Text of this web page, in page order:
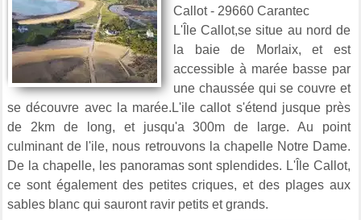
Callot - 29660 Carantec
L'Île Callot,se situe au nord de
la baie de Morlaix, et est
accessible à marée basse par
une chaussée qui se couvre et
se découvre avec la marée.L'ile callot s'étend jusque près
de 2km de long, et jusqu'a 300m de large. Au point
culminant de l'ile, nous retrouvons la chapelle Notre Dame.
De la chapelle, les panoramas sont splendides. L'Île Callot,
ce sont également des petites criques, et des plages aux
sables blanc qui sauront ravir petits et grands.